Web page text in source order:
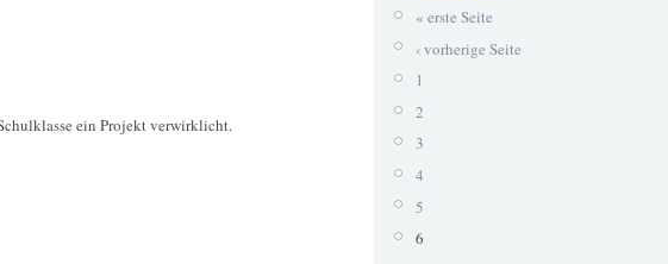
ein Projekt verwirklicht.
« erste Seite
‹ vorherige Seite
1
2
3
4
5
6